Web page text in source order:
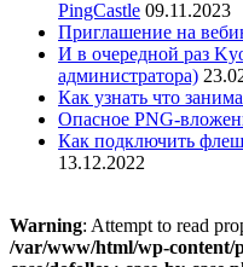
PingCastle 09.11.2023
Приглашение на
И в очередной раз
администратора)
Как узнать что
Опасное PNG-
Как подключить
13.12.2022
Warning: Attempt to read
/var/www/html/wp-content/